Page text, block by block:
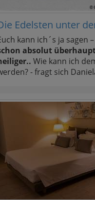
Edelsten unter
kann ich´s ja sagen –
absolut
Wie kann ich
- fragt sich